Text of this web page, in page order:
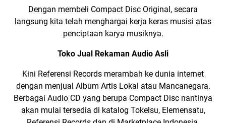
Dengan membeli Compact Disc Original, secara
langsung kita telah menghargai kerja keras musisi atas
penciptaan karya musiknya.
Toko Jual Rekaman Audio Asli
Kini Referensi Records merambah ke dunia internet
dengan menjual Album Artis Lokal atau Mancanegara.
Berbagai Audio CD yang berupa Compact Disc nantinya
akan mulai tersedia di katalog Tokelsu, Elemensatu,